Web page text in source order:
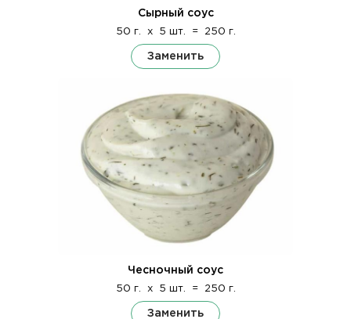
Сырный соус
50 г. x 5 шт. = 250 г.
Заменить
Чесночный соус
50 г. x 5 шт. = 250 г.
Заменить